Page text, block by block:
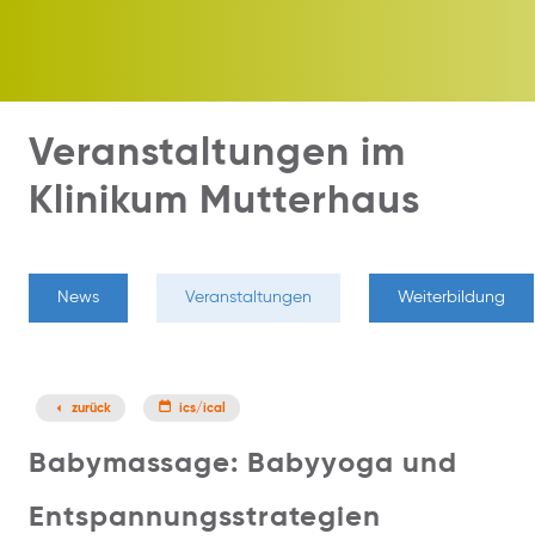
Veranstaltungen im
Klinikum Mutterhaus
News Veranstaltungen Weiterbildung
Babymassage: Babyyoga und
Entspannungsstrategien
zurück ics/ical